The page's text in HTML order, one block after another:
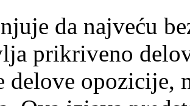
da najveću
prikriveno
delove opozicije,